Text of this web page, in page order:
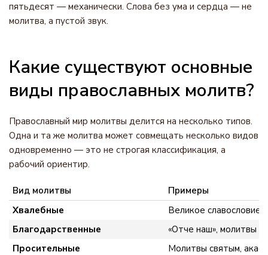
пятьдесят — механически. Слова без ума и сердца — не
молитва, а пустой звук.
Какие существуют основные
виды православных молитв?
Православный мир молитвы делится на несколько типов.
Одна и та же молитва может совмещать несколько видов
одновременно — это не строгая классификация, а
рабочий ориентир.
Вид молитвы
Примеры
Хвалебные
Великое славословие,
Благодарственные
«Отче наш», молитвы
Просительные
Молитвы святым,